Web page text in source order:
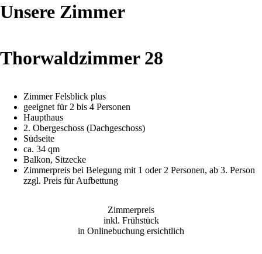
Unsere Zimmer
Thorwaldzimmer 28
Zimmer Felsblick plus
geeignet für 2 bis 4 Personen
Haupthaus
2. Obergeschoss (Dachgeschoss)
Südseite
ca. 34 qm
Balkon, Sitzecke
Zimmerpreis bei Belegung mit 1 oder 2 Personen, ab 3. Person
zzgl. Preis für Aufbettung
Zimmerpreis
inkl. Frühstück
in Onlinebuchung ersichtlich